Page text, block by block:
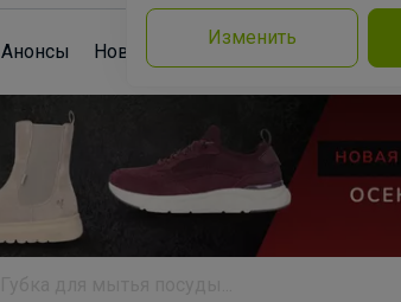
Изменить
Анонсы Новости Команда